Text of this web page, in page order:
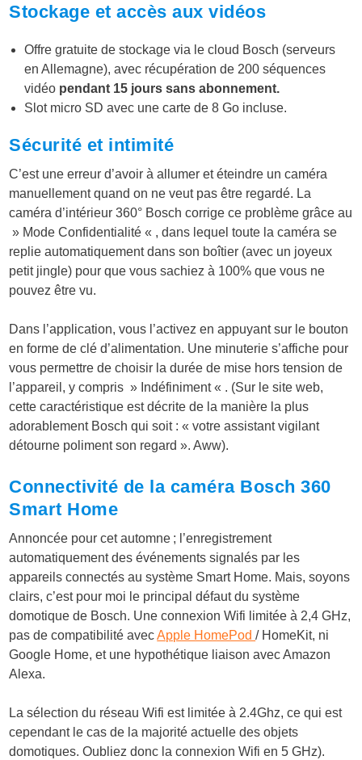
Stockage et accès aux vidéos
Offre gratuite de stockage via le cloud Bosch (serveurs
en Allemagne), avec récupération de 200 séquences
vidéo pendant 15 jours sans abonnement.
Slot micro SD avec une carte de 8 Go incluse.
Sécurité et intimité
C’est une erreur d’avoir à allumer et éteindre un caméra
manuellement quand on ne veut pas être regardé. La
caméra d’intérieur 360° Bosch corrige ce problème grâce au
» Mode Confidentialité « , dans lequel toute la caméra se
replie automatiquement dans son boîtier (avec un joyeux
petit jingle) pour que vous sachiez à 100% que vous ne
pouvez être vu.
Dans l’application, vous l’activez en appuyant sur le bouton
en forme de clé d’alimentation. Une minuterie s’affiche pour
vous permettre de choisir la durée de mise hors tension de
l’appareil, y compris » Indéfiniment « . (Sur le site web,
cette caractéristique est décrite de la manière la plus
adorablement Bosch qui soit : « votre assistant vigilant
détourne poliment son regard ». Aww).
Connectivité de la caméra Bosch 360
Smart Home
Annoncée pour cet automne ; l’enregistrement
automatiquement des événements signalés par les
appareils connectés au système Smart Home. Mais, soyons
clairs, c’est pour moi le principal défaut du système
domotique de Bosch. Une connexion Wifi limitée à 2,4 GHz,
pas de compatibilité avecApple HomePod/ HomeKit, ni
Google Home, et une hypothétique liaison avec Amazon
Alexa.
La sélection du réseau Wifi est limitée à 2.4Ghz, ce qui est
cependant le cas de la majorité actuelle des objets
domotiques. Oubliez donc la connexion Wifi en 5 GHz).